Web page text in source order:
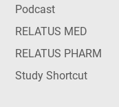
Podcast
RELATUS MED
RELATUS PHARM
Study Shortcut